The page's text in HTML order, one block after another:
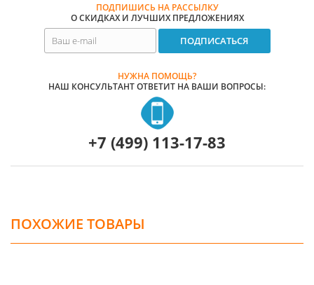
ПОДПИШИСЬ НА РАССЫЛКУ
О СКИДКАХ И ЛУЧШИХ ПРЕДЛОЖЕНИЯХ
НУЖНА ПОМОЩЬ?
НАШ КОНСУЛЬТАНТ ОТВЕТИТ НА ВАШИ ВОПРОСЫ:
+7 (499) 113-17-83
ПОХОЖИЕ ТОВАРЫ